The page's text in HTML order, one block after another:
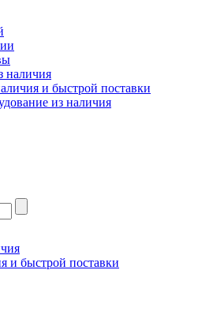
и быстрой поставки
и быстрой поставки